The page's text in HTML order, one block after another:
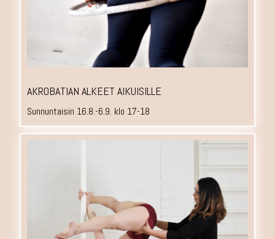
AKROBATIAN ALKEET AIKUISILLE
Sunnuntaisin 16.8.-6.9. klo 17-18